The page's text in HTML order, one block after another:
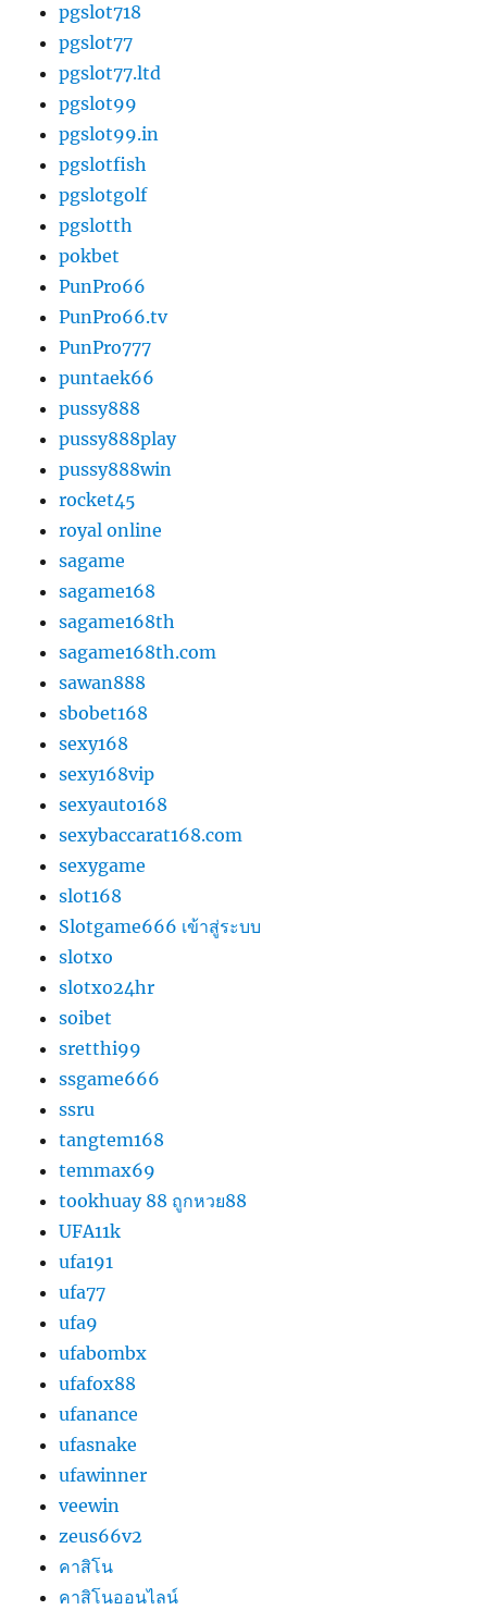
pgslot718
pgslot77
pgslot77.ltd
pgslot99
pgslot99.in
pgslotfish
pgslotgolf
pgslotth
pokbet
PunPro66
PunPro66.tv
PunPro777
puntaek66
pussy888
pussy888play
pussy888win
rocket45
royal online
sagame
sagame168
sagame168th
sagame168th.com
sawan888
sbobet168
sexy168
sexy168vip
sexyauto168
sexybaccarat168.com
sexygame
slot168
Slotgame666 เข้าสู่ระบบ
slotxo
slotxo24hr
soibet
sretthi99
ssgame666
ssru
tangtem168
temmax69
tookhuay 88 ถูกหวย88
UFA11k
ufa191
ufa77
ufa9
ufabombx
ufafox88
ufanance
ufasnake
ufawinner
veewin
zeus66v2
คาสิโน
คาสิโนออนไลน์